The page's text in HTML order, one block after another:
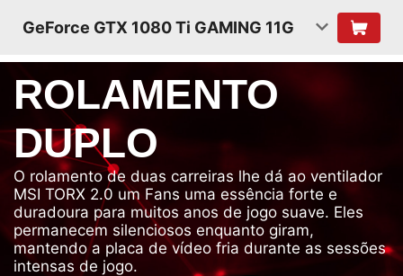
GeForce GTX 1080 Ti GAMING 11G
ROLAMENTO
DUPLO
O rolamento de duas carreiras lhe dá ao ventilador
MSI TORX 2.0 um Fans uma essência forte e
duradoura para muitos anos de jogo suave. Eles
permanecem silenciosos enquanto giram,
mantendo a placa de vídeo fria durante as sessões
intensas de jogo.